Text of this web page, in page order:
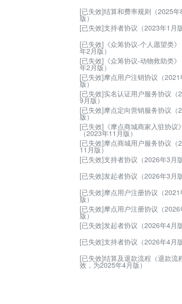
[已失效]结算和费率规则（2025年
版）
[已失效]支持者协议（2023年1月
[已失效]《众筹协议-个人愿望类
年2月版）
[已失效]《众筹协议-动物救助类
年2月版）
[已失效]摩点用户注销协议（
版）
[已失效]实名认证用户服务协议（
9月版）
[已失效]摩点定向营销服务协议（
版）
[已失效]《摩点商城商家入驻协议
（2023年11月版）
[已失效]摩点商城用户服务协议（
11月版）
[已失效]支持者协议（2026年3月
[已失效]发起者协议（2026年3月
[已失效]摩点用户注册协议（
版）
[已失效]摩点用户注册协议（
版）
[已失效]发起者协议（2026年4月
[已失效]支持者协议（2026年4月
[已失效]结算及退款流程（退款流
效，为2025年4月版）